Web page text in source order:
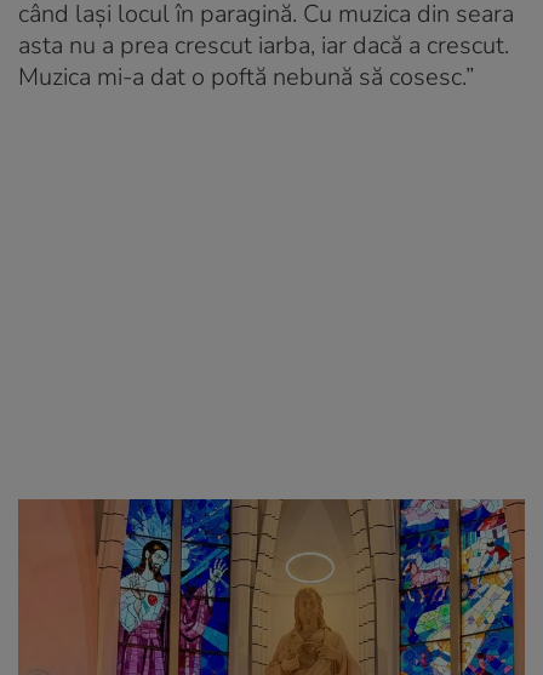
când lași locul în paragină. Cu muzica din seara
asta nu a prea crescut iarba, iar dacă a crescut.
Muzica mi-a dat o poftă nebună să cosesc.”